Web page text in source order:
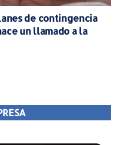
de contingencia
un llamado a la